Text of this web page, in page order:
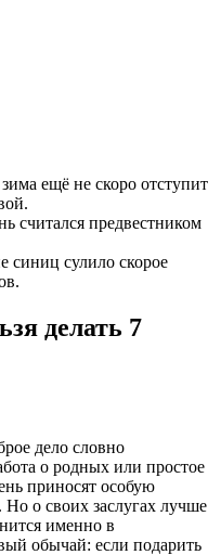
ещё не скоро отступит
считался предвестником
синиц сулило скорое
делать 7
дело словно
о родных или простое
приносят особую
Но о своих заслугах лучше
именно в
обычай: если подарить